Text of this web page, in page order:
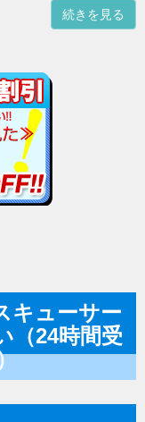
続きを見る
キューサー
（24時間受